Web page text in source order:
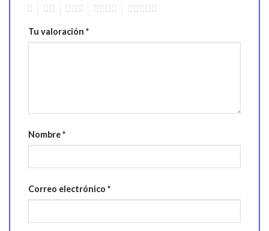
Tu valoración *
Nombre*
Correo electrónico *